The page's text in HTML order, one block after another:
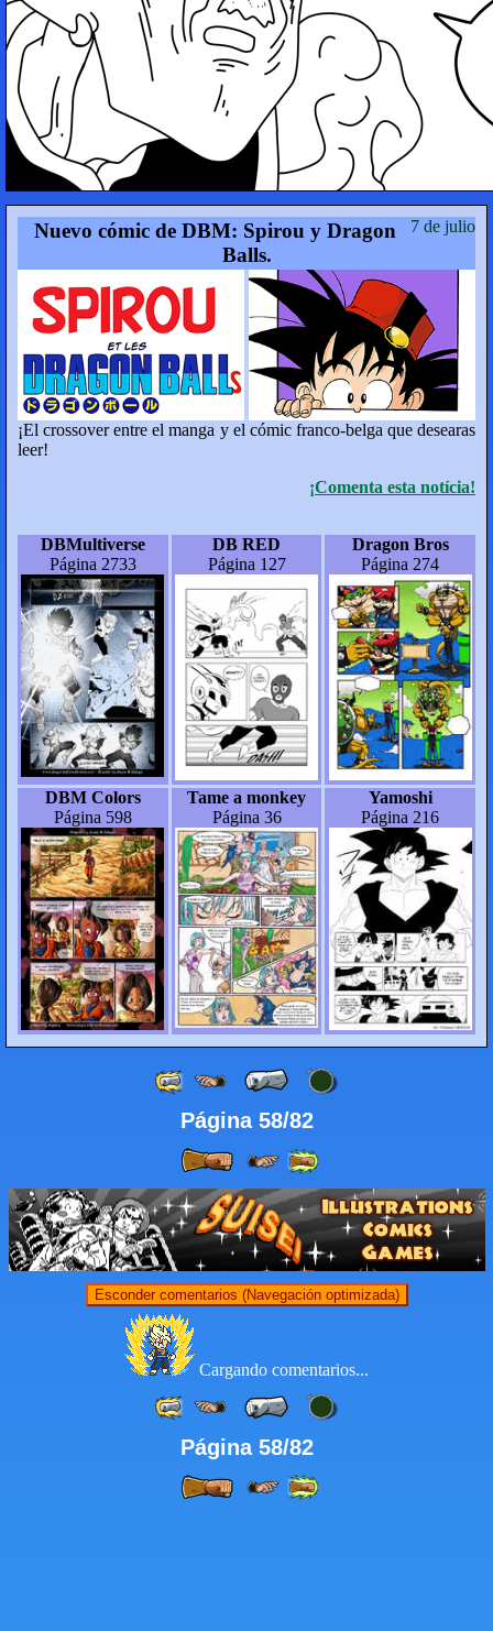
7 de julio
Nuevo cómic de DBM: Spirou y Dragon
Balls.
¡El crossover entre el manga y el cómic franco-belga que desearas
leer!
¡Comenta esta notícia!
DBMultiverse
Página 2733
DB RED
Página 127
Dragon Bros
Página 274
DBM Colors
Página 598
Tame a monkey
Página 36
Yamoshi
Página 216
Página 58/82
Esconder comentarios (Navegación optimizada)
Cargando comentarios...
Página 58/82